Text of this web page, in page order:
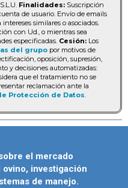
Finalidades: Suscripción
de usuario. Envío de emails
similares o asociados.
con Ud., o mientras sea
especificadas. Cesión: Los
del grupo por motivos de
oposición, supresión,
y decisiones automatizadas:
que el tratamiento no se
reclamación ante la
Protección de Datos.
el mercado
investigación
de manejo.